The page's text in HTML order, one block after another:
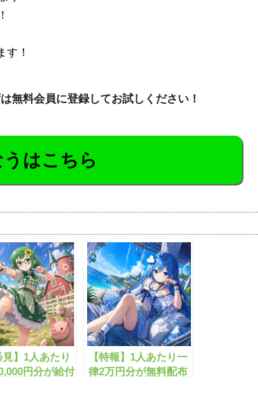
す！
無料会員に登録してお試しください！
はこちら
見】1人あたり
円分が給付
【特報】1人あたり一
律2万円分が無料配布